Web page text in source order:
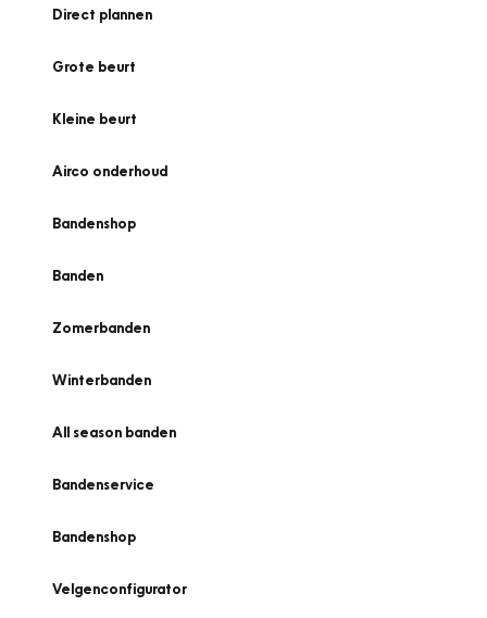
Direct plannen
Grote beurt
Kleine beurt
Airco onderhoud
Bandenshop
Banden
Zomerbanden
Winterbanden
All season banden
Bandenservice
Bandenshop
Velgenconfigurator